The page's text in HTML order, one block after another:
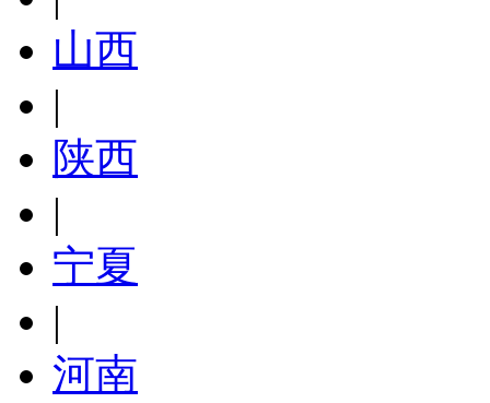
山西
|
陕西
|
宁夏
|
河南